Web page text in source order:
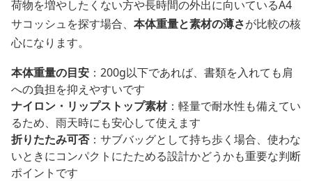
荷物を増やしたくない方や長時間の外出に向いているA4
サコッシュを探す場合、 本体重量と素材の薄さが比較の核
心になります。
本体重量の目安 ：200g以下であれば、書類を入れても肩
への負担を抑えやすいです
ナイロン・リップストップ素材：軽量で耐水性も備えてい
るため、雨天時にも安心して使えます
折りたたみ可否：サブバッグとして持ち歩く場合、使わな
いときにコンパクトにたためる設計かどうかも重要な判断
ポイントです